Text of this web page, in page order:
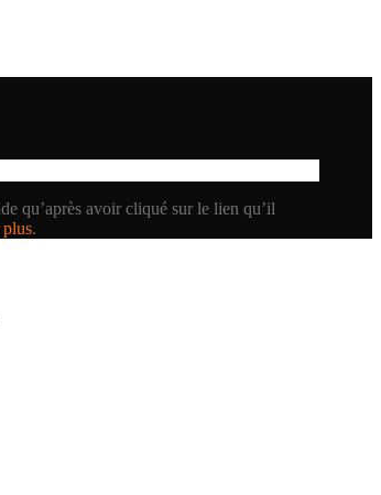
qu’après avoir cliqué sur le lien qu’il
plus.